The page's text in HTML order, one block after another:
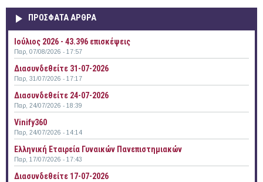
ΠΡΟΣΦΑΤΑ ΑΡΘΡΑ
Ιούλιος 2026 - 43.396 επισκέψεις
Παρ, 07/08/2026 - 17:57
Διασυνδεθείτε 31-07-2026
Παρ, 31/07/2026 - 17:17
Διασυνδεθείτε 24-07-2026
Παρ, 24/07/2026 - 18:39
Vinify360
Παρ, 24/07/2026 - 14:14
Ελληνική Εταιρεία Γυναικών Πανεπιστημιακών
Παρ, 17/07/2026 - 17:43
Διασυνδεθείτε 17-07-2026